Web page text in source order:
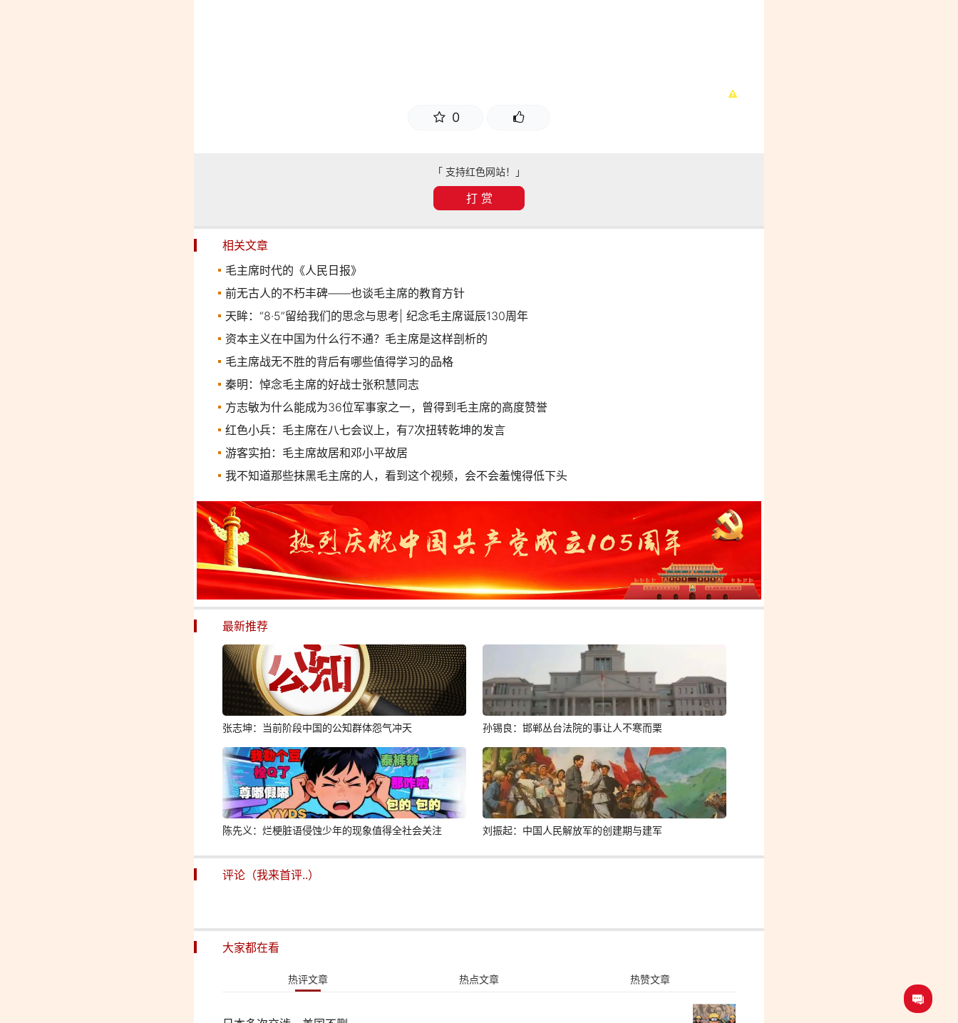
0
「 支持红色网站！」
打 赏
相关文章
毛主席时代的《人民日报》
前无古人的不朽丰碑——也谈毛主席的教育方针
天眸：“8·5”留给我们的思念与思考| 纪念毛主席诞辰130周年
资本主义在中国为什么行不通？毛主席是这样剖析的
毛主席战无不胜的背后有哪些值得学习的品格
秦明：悼念毛主席的好战士张积慧同志
方志敏为什么能成为36位军事家之一，曾得到毛主席的高度赞誉
红色小兵：毛主席在八七会议上，有7次扭转乾坤的发言
游客实拍：毛主席故居和邓小平故居
我不知道那些抹黑毛主席的人，看到这个视频，会不会羞愧得低下头
最新推荐
张志坤：当前阶段中国的公知群体怨气冲天 孙锡良：邯郸丛台法院的事让人不寒而栗
陈先义：烂梗脏语侵蚀少年的现象值得全社会关注 刘振起：中国人民解放军的创建期与建军
评论（我来首评..）
大家都在看
热评文章 热点文章 热赞文章